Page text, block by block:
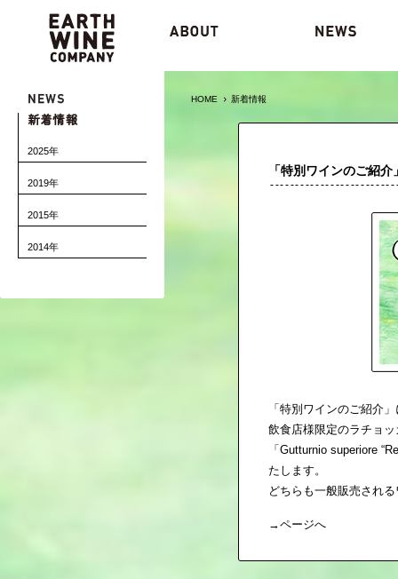
2025年
2019年
2015年
2014年
HOME 新着情報
「特別ワインのご紹
「特別ワインのご紹介
飲食店様限定のラチョ
「Gutturnio superiore
たします。
どちらも一般販売され
→ページへ